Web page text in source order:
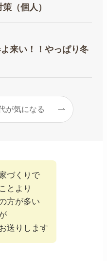
（個人）
来い！！やっぱり冬
が気になる
づくりで
とより
方が多い
送りします